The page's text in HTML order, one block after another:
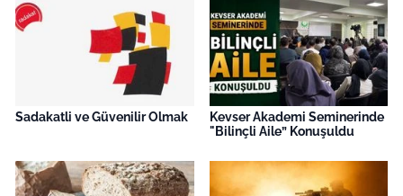
Sadakatli ve Güvenilir Olmak
Kevser Akademi Seminerinde
"Bilinçli Aile” Konuşuldu